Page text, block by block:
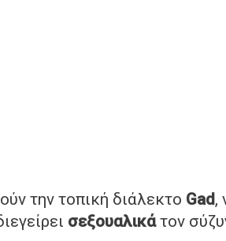
την τοπική διάλεκτο Gad,
σεξουαλικάτον